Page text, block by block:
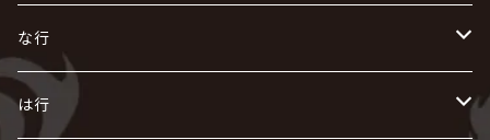
AKIHIDE
exist†trace
生熊耕治
VIRGE / ヴァージュ
Waive
え
ACE OF SPADES
お
Kαin
kein
KISAKI
キズ
く
Crack6
け
ザアザア
The THIRTEEN
し
Zeke Deux
す
た
DASEIN
ち
な行
な
は行